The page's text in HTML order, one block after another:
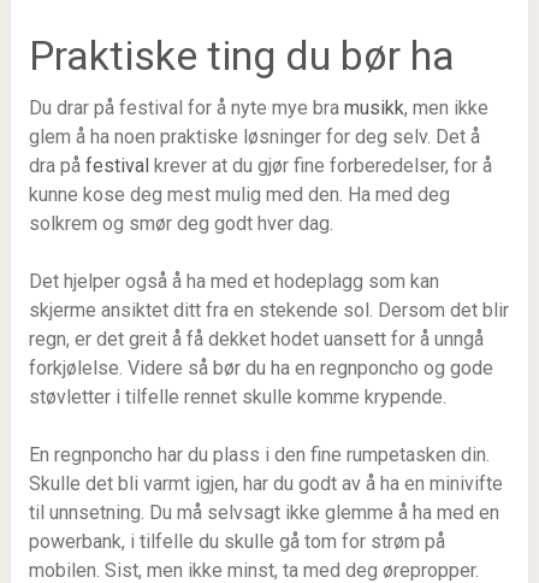
Praktiske ting du bør ha
Du drar på festival for å nyte mye bra musikk, men ikke
glem å ha noen praktiske løsninger for deg selv. Det å
dra på festivalkrever at du gjør fine forberedelser, for å
kunne kose deg mest mulig med den. Ha med deg
solkrem og smør deg godt hver dag.
Det hjelper også å ha med et hodeplagg som kan
skjerme ansiktet ditt fra en stekende sol. Dersom det blir
regn, er det greit å få dekket hodet uansett for å unngå
forkjølelse. Videre så bør du ha en regnponcho og gode
støvletter i tilfelle rennet skulle komme krypende.
En regnponcho har du plass i den fine rumpetasken din.
Skulle det bli varmt igjen, har du godt av å ha en minivifte
til unnsetning. Du må selvsagt ikke glemme å ha med en
powerbank, i tilfelle du skulle gå tom for strøm på
mobilen. Sist, men ikke minst, ta med deg ørepropper.